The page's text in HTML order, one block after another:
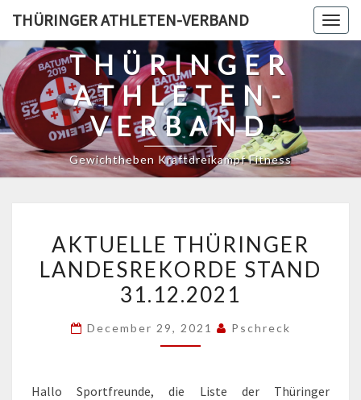
content
THÜRINGER ATHLETEN-VERBAND
THÜRINGER
ATHLETEN-
VERBAND
Gewichtheben Kraftdreikampf Fitness
THÜRINGER
LANDESREKORDE
STAND
AKTUELLE THÜRINGER
LANDESREKORDE STAND
31.12.2021
December 29, 2021 Pschreck
Hallo Sportfreunde, die Liste der Thüringer